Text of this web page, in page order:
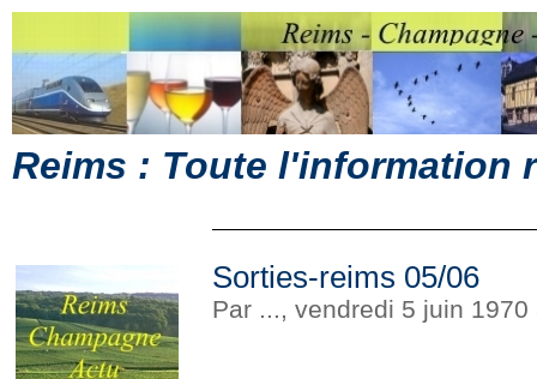
Reims : Toute l'information
Sorties-reims 05/06
Par ..., vendredi 5 juin